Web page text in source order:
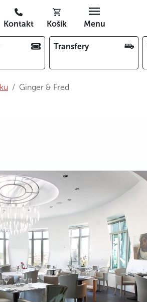
Kontakt Košík Menu
Transfery
Ginger & Fred